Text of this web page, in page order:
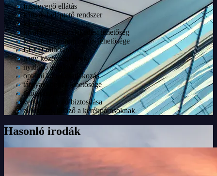
frisslevegő ellátás
kártyás beléptető rendszer
kávézó
kiváló tömegközlekedési lehetőség
konferenciaterem bérlés lehetősége
LEED minősítés
nagy közösségi terek
nyitható ablakok
optikai kábel-csatlakozás
tárgyaló bérlés lehetősége
tetőterasz
vendégparkoló biztosítása
zuhanyzó, öltöző a kerékpárosoknak
Hasonló irodák